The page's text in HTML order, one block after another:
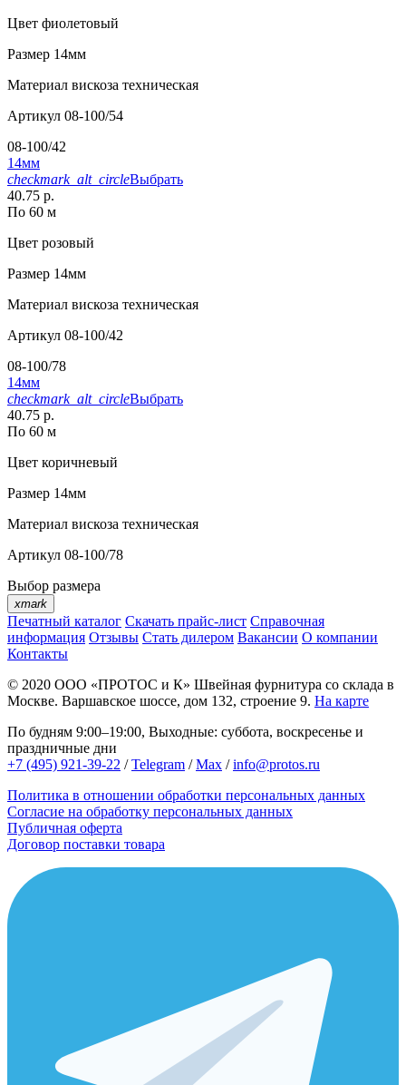
Цвет фиолетовый
Размер 14мм
Материал вискоза техническая
Артикул 08-100/54
08-100/42
14мм
checkmark_alt_circleВыбрать
40.75 р.
По 60 м
Цвет розовый
Размер 14мм
Материал вискоза техническая
Артикул 08-100/42
08-100/78
14мм
checkmark_alt_circleВыбрать
40.75 р.
По 60 м
Цвет коричневый
Размер 14мм
Материал вискоза техническая
Артикул 08-100/78
Выбор размера
xmark
Печатный каталог Скачать прайс-лист Справочная
информация Отзывы Стать дилером Вакансии О компании
Контакты
© 2020 ООО «ПРОТОС и К» Швейная фурнитура со склада в
Москве. Варшавское шоссе, дом 132, строение 9. На карте
По будням 9:00–19:00, Выходные: суббота, воскресенье и
праздничные дни
+7 (495) 921-39-22 /Telegram /Max /info@protos.ru
Политика в отношении обработки персональных данных
Согласие на обработку персональных данных
Публичная оферта
Договор поставки товара